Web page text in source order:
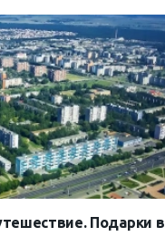
Подарки в